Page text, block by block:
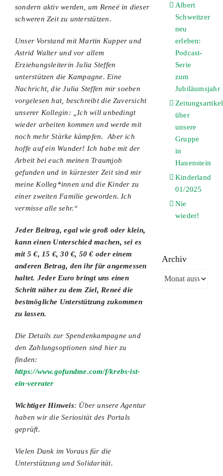
sondern aktiv werden, um Reneé in dieser
schweren Zeit zu unterstützen.
Unser Vorstand mit Martin Kupper und
Astrid Walter und vor allem
Erziehungsleiterin Julia Steffen
unterstützen die Kampagne. Eine
Nachricht, die Julia Steffen mir soeben
vorgelesen hat, beschreibt die Zuversicht
unserer Kollegin: „Ich will unbedingt
wieder arbeiten kommen und werde mit
noch mehr Stärke kämpfen. Aber ich
hoffe auf ein Wunder! Ich habe mit der
Arbeit bei euch meinen Traumjob
gefunden und in kürzester Zeit sind mir
meine Kolleg*innen und die Kinder zu
einer zweiten Familie geworden. Ich
vermisse alle sehr.“
Jeder Beitrag, egal wie groß oder klein,
kann einen Unterschied machen, sei es
mit 5 €, 15 €, 30 €, 50 € oder einem
anderen Betrag, den ihr für angemessen
haltet. Jeder Euro bringt uns einen
Schritt näher zu dem Ziel, Reneé die
bestmögliche Unterstützung zukommen
zu lassen.
Die Details zur Spendenkampagne und
den Zahlungsoptionen sind hier zu
finden:
https://www.gofundme.com/f/krebs-ist-
ein-verrater
Wichtiger Hinweis: Über unsere Agentur
haben wir die Seriosität des Portals
geprüft.
Vielen Dank im Voraus für die
Unterstützung und Solidarität.
Albert
Schweitzer
neu
erleben:
Podcast-
Serie
zum
Jubiläumsjahr
Zeitungsartikel
über
unsere
Gruppe
in
Hauenstein
Kinderland
01/2025
Nie
wieder!
Archiv
Archiv